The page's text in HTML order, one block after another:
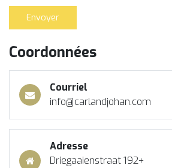
Envoyer
Coordonnées
Courriel
info@carlandjohan.com
Adresse
Driegaaienstraat 192+